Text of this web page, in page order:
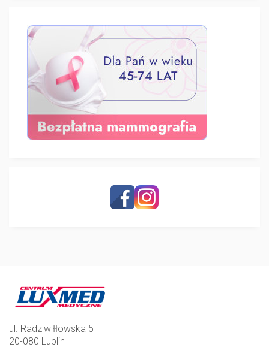
ul. Radziwiłłowska 5
20-080 Lublin